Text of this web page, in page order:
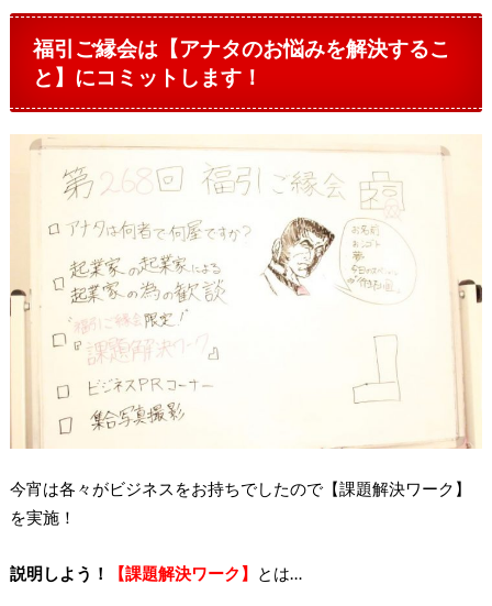
福引ご縁会は【アナタのお悩みを解決するこ
と】にコミットします！
今宵は各々がビジネスをお持ちでしたので【課題解決ワーク】
を実施！
説明しよう！ 【課題解決ワーク】 とは…